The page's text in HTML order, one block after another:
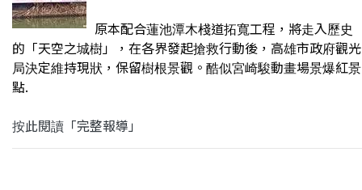
原本配合蓮池潭木棧道拓寬工程，將走入歷史
的「天空之城樹」，在各界發起搶救行動後，高雄市政府觀光
局決定維持現狀，保留樹根景觀。酷似宮崎駿動畫場景爆紅景
點.
按此閱讀「完整報導」